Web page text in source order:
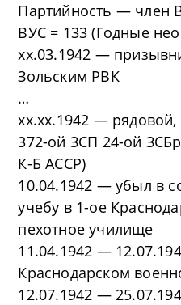
Партийность — член
ВУС = 133 (Годные
хх.03.1942 —
Зольским РВК
…
хх.хх.1942 —
372-ой ЗСП 24-ой
К-Б АССР)
10.04.1942 — убыл в
учебу в 1-ое
пехотное училище
11.04.1942 —
Краснодарском
12.07.1942 —